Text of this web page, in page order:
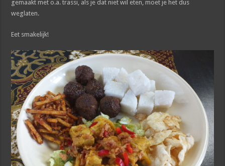
gemaakt met o.a. trassi, als je dat niet wil eten, moet je het dus
weglaten.
Eet smakelijk!